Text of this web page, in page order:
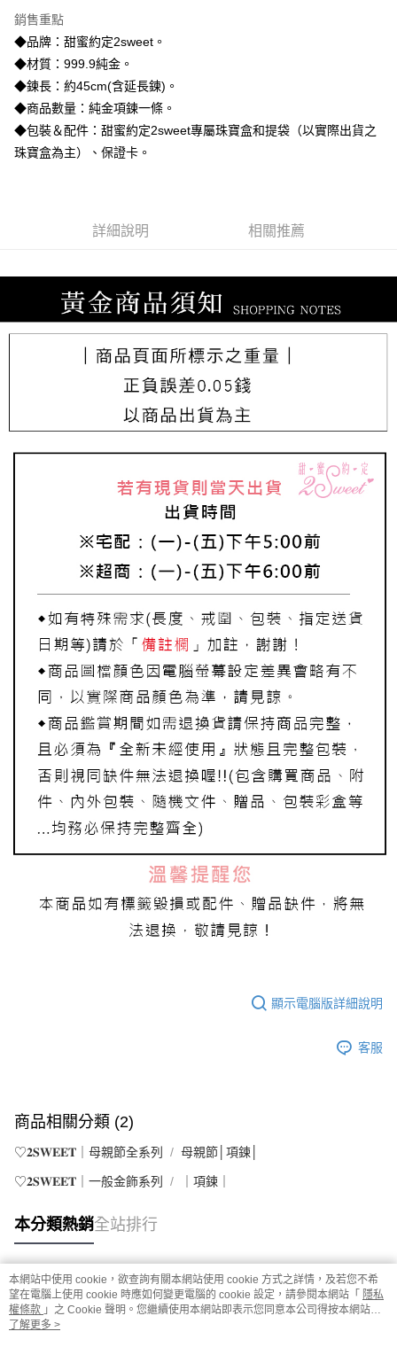
台灣樂天信用卡公司
玉山商業銀行
台灣樂天信用卡公司
運送方式
宅配
每筆NT$80，滿NT$1,000(含以上)免運費
離島宅配
每筆NT$220，滿NT$3,000(含以上)免運費
銷售重點
◆品牌：甜蜜約定2sweet。
◆材質：999.9純金。
◆鍊長：約45cm(含延長鍊)。
◆商品數量：純金項鍊一條。
◆包裝＆配件：甜蜜約定2sweet專屬珠寶盒和提袋（以實際出貨之
珠寶盒為主）、保證卡。
詳細說明 相關推薦
顯示電腦版詳細說明
客服
商品相關分類 (2)
♡𝟐𝐒𝐖𝐄𝐄𝐓｜母親節全系列 母親節│項鍊│
♡𝟐𝐒𝐖𝐄𝐄𝐓｜一般金飾系列 ｜項鍊｜
本分類熱銷全站排行
熱門標籤
本網站中使用 cookie，欲查詢有關本網站使用 cookie 方式之詳情，及若您不希
望在電腦上使用 cookie 時應如何變更電腦的 cookie 設定，請參閱本網站「 隱私
權條款 」之 Cookie 聲明。您繼續使用本網站即表示您同意本公司得按本網站使
用條款之 Cookie 聲明使用 cookie。
了解更多 >